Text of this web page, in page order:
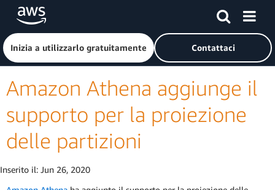
Passa al contenuto principale
Fai clic qui per tornare alla home page di Amazon Web
Inizia a utilizzarlo gratuitamente Contattaci
Amazon Athena aggiunge il
supporto per la proiezione
delle partizioni
Inserito il: Jun 26, 2020